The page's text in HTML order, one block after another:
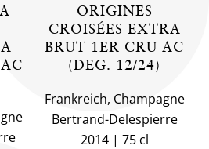
ORIGINES
CROISÉES EXTRA
BRUT 1ER CRU AC
(DEG. 12/24)
Frankreich, Champagne
Bertrand-Delespierre
2014
75 cl